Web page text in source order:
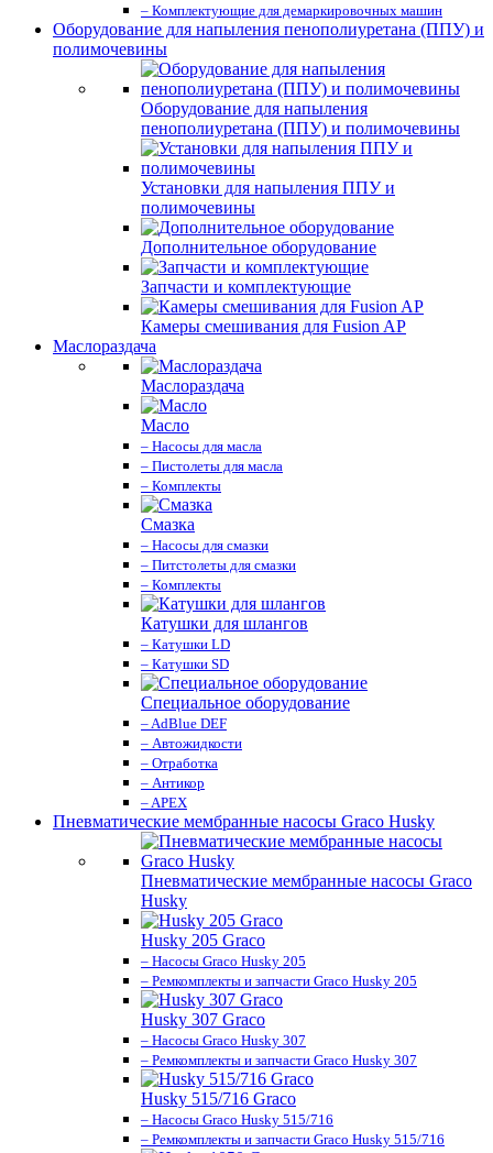
– Комплектующие для демаркировочных машин
Оборудование для напыления пенополиуретана (ППУ) и
полимочевины
Оборудование для напыления
пенополиуретана (ППУ) и полимочевины
Установки для напыления ППУ и
полимочевины
Дополнительное оборудование
Запчасти и комплектующие
Камеры смешивания для Fusion AP
Маслораздача
Маслораздача
Масло
– Насосы для масла
– Пистолеты для масла
– Комплекты
Смазка
– Насосы для смазки
– Питстолеты для смазки
– Комплекты
Катушки для шлангов
– Катушки LD
– Катушки SD
Специальное оборудование
– AdBlue DEF
– Автожидкости
– Отработка
– Антикор
– APEX
Пневматические мембранные насосы Graco Husky
Пневматические мембранные насосы Graco
Husky
Husky 205 Graco
– Насосы Graco Husky 205
– Ремкомплекты и запчасти Graco Husky 205
Husky 307 Graco
– Насосы Graco Husky 307
– Ремкомплекты и запчасти Graco Husky 307
Husky 515/716 Graco
– Насосы Graco Husky 515/716
– Ремкомплекты и запчасти Graco Husky 515/716